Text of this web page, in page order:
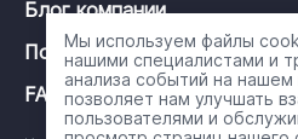
Блог компании
Политика
FAQ
Мы используем файлы
нашими специалистами и
анализа событий на нашем
позволяет нам улучшать
пользователями и